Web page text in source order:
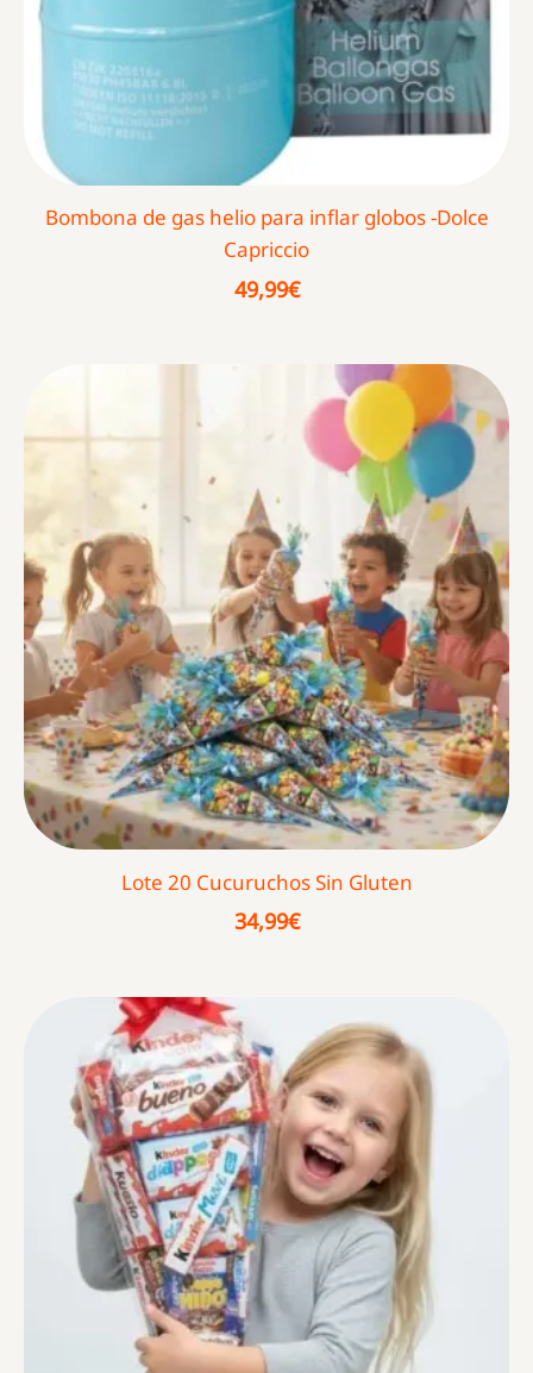
Bombona de gas helio para inflar globos -Dolce
Capriccio
49,99€
Lote 20 Cucuruchos Sin Gluten
34,99€